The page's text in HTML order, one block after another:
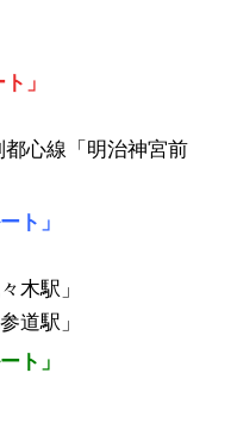
」
都心線「明治神宮前
ト」
木駅」
道駅」
ト」